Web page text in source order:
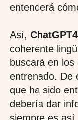
entenderá
Así, ChatGPT4
coherente
buscará en
entrenado. De
que ha sido
debería dar
siempre es así.